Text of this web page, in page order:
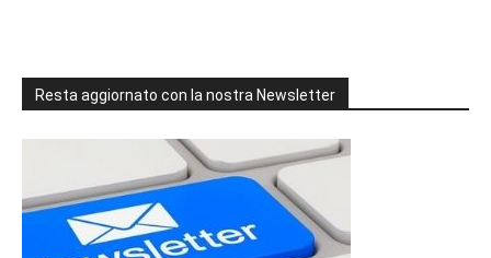
Resta aggiornato con la nostra Newsletter